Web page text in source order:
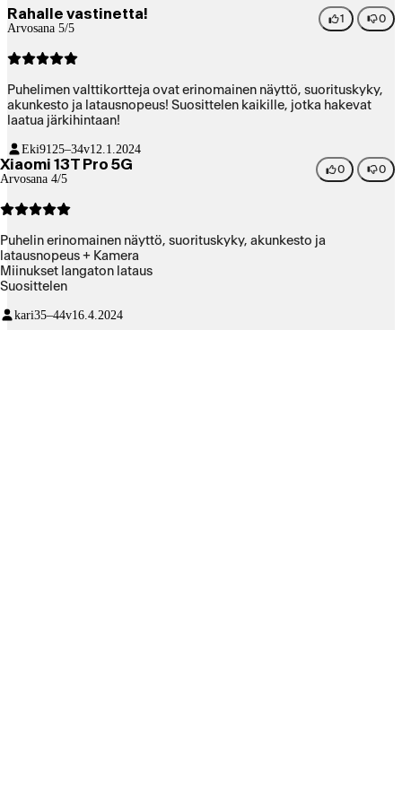
Rahalle vastinetta!
Arvosana 5/5
1 0
Puhelimen valttikortteja ovat erinomainen näyttö, suorituskyky,
akunkesto ja latausnopeus! Suosittelen kaikille, jotka hakevat
laatua järkihintaan!
Eki91 25–34v12.1.2024
Xiaomi 13T Pro 5G
Arvosana 4/5
0 0
Puhelin erinomainen näyttö, suorituskyky, akunkesto ja
latausnopeus + Kamera
Miinukset langaton lataus
Suosittelen
kari35–44v16.4.2024